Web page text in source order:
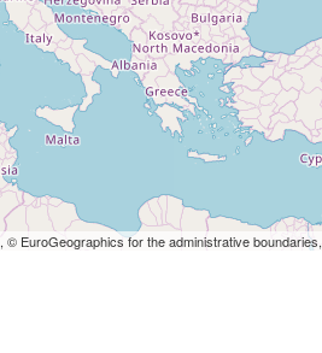
, © EuroGeographics for the administrative boundaries,